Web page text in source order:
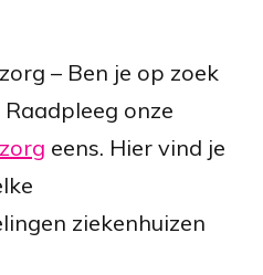
– Ben je op zoek
onze
eens. Hier vind je
ziekenhuizen